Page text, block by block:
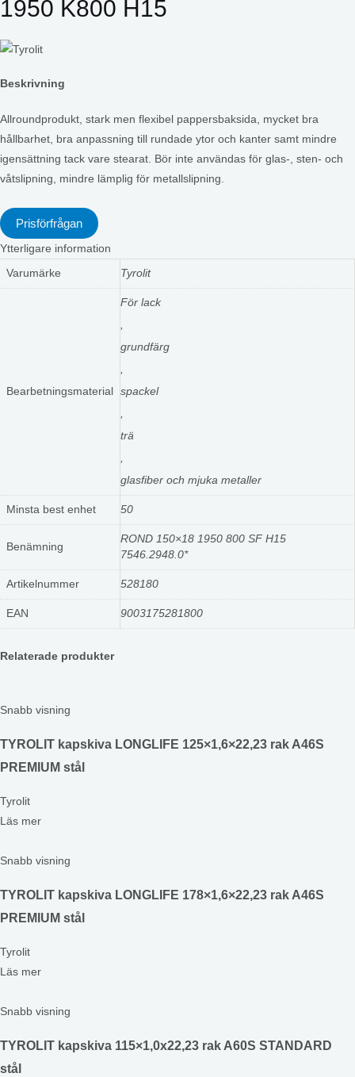
1950 K800 H15
Beskrivning
Allroundprodukt, stark men flexibel pappersbaksida, mycket bra
hållbarhet, bra anpassning till rundade ytor och kanter samt mindre
igensättning tack vare stearat. Bör inte användas för glas-, sten- och
våtslipning, mindre lämplig för metallslipning.
Prisförfrågan
Ytterligare information
Varumärke Tyrolit
Bearbetningsmaterial
För lack
,
grundfärg
,
spackel
,
trä
,
glasfiber och mjuka metaller
Minsta best enhet 50
Benämning
ROND 150×18 1950 800 SF H15
7546.2948.0*
Artikelnummer 528180
EAN 9003175281800
Relaterade produkter
Snabb visning
TYROLIT kapskiva LONGLIFE 125×1,6×22,23 rak A46S
PREMIUM stål
Tyrolit
Läs mer
Snabb visning
TYROLIT kapskiva LONGLIFE 178×1,6×22,23 rak A46S
PREMIUM stål
Tyrolit
Läs mer
Snabb visning
TYROLIT kapskiva 115×1,0x22,23 rak A60S STANDARD
stål